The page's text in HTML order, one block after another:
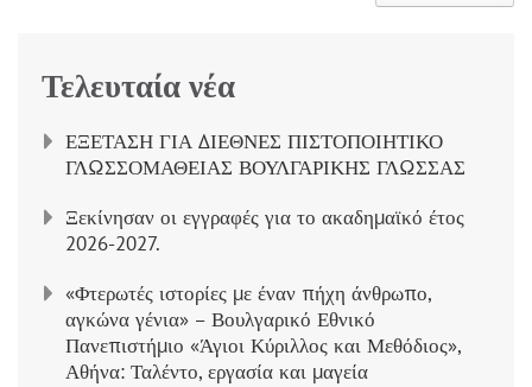
Τελευταία νέα
ΕΞΕΤΑΣΗ ΓΙΑ ΔΙΕΘΝΕΣ ΠΙΣΤΟΠΟΙΗΤΙΚΟ
ΓΛΩΣΣΟΜΑΘΕΙΑΣ ΒΟΥΛΓΑΡΙΚΗΣ ΓΛΩΣΣΑΣ
Ξεκίνησαν οι εγγραφές για το ακαδημαϊκό έτος
2026-2027.
«Φτερωτές ιστορίες με έναν πήχη άνθρωπο,
αγκώνα γένια» – Βουλγαρικό Εθνικό
Πανεπιστήμιο «Άγιοι Κύριλλος και Μεθόδιος»,
Αθήνα: Ταλέντο, εργασία και μαγεία